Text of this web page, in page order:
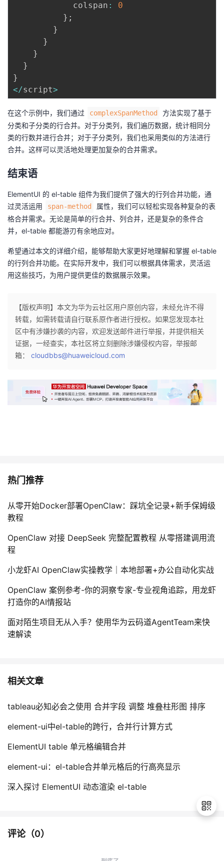
            colspan
:
0
} ;
}
}
}
}
}
</script>
在这个示例中，我们通过 complexSpanMethod
方法实现了基于
分类和子分类的行合并。对于分类列，我们遍历数据，统计相同分
类的行数并进行合并；对于子分类列，我们也采用类似的方法进行
合并。这样可以灵活地处理更加复杂的合并需求。
结束语
ElementUI 的 el-table 组件为我们提供了强大的行列合并功能，通
过灵活运用
span-method
属性，我们可以轻松实现各种复杂的表
格合并需求。无论是简单的行合并、列合并，还是复杂的条件合
并，el-table 都能游刃有余地应对。
希望通过本文的详细介绍，能够帮助大家更好地理解和掌握 el-table
的行列合并功能。在实际开发中，我们可以根据具体需求，灵活运
用这些技巧，为用户提供更佳的数据展示效果。
【版权声明】本文为华为云社区用户原创内容，未经允许不得
转载，如需转载请自行联系原作者进行授权。如果您发现本社
区中有涉嫌抄袭的内容，欢迎发送邮件进行举报，并提供相关
证据，一经查实，本社区将立刻删除涉嫌侵权内容，举报邮
箱： cloudbbs@huaweicloud.com
热门推荐
从零开始Docker部署OpenClaw：踩坑全记录+新手保姆级
教程
OpenClaw 对接 DeepSeek 完整配置教程 从零搭建调用流
程
小龙虾AI OpenClaw实操教学｜本地部署+办公自动化实战
OpenClaw 案例参考-你的洞察专家-专业视角追踪，用龙虾
打造你的AI情报站
面对陌生项目无从入手？使用华为云码道AgentTeam来快
速解读
相关文章
tableau必知必会之使用 合并字段 调整 堆叠柱形图 排序
element-ui中el-table的跨行，合并行计算方式
ElementUI table 单元格编辑合并
element-ui：el-table合并单元格后的行高亮显示
深入探讨 ElementUI 动态渲染 el-table
评论（0）